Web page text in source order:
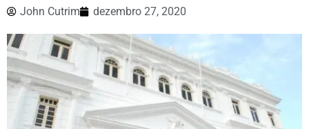
John Cutrim dezembro 27, 2020